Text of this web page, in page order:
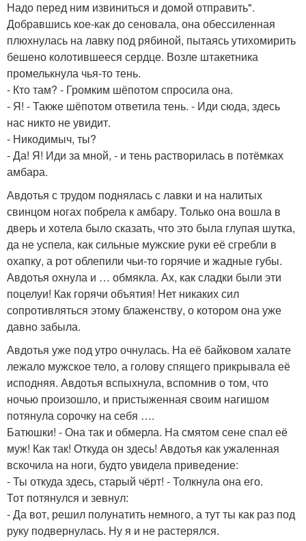
Надо перед ним извиниться и домой отправить".
Добравшись кое-как до сеновала, она обессиленная
плюхнулась на лавку под рябиной, пытаясь утихомирить
бешено колотившееся сердце. Возле штакетника
промелькнула чья-то тень.
- Кто там? - Громким шёпотом спросила она.
- Я! - Также шёпотом ответила тень. - Иди сюда, здесь
нас никто не увидит.
- Никодимыч, ты?
- Да! Я! Иди за мной, - и тень растворилась в потёмках
амбара.
Авдотья с трудом поднялась с лавки и на налитых
свинцом ногах побрела к амбару. Только она вошла в
дверь и хотела было сказать, что это была глупая шутка,
да не успела, как сильные мужские руки её сгребли в
охапку, а рот облепили чьи-то горячие и жадные губы.
Авдотья охнула и … обмякла. Ах, как сладки были эти
поцелуи! Как горячи объятия! Нет никаких сил
сопротивляться этому блаженству, о котором она уже
давно забыла.
Авдотья уже под утро очнулась. На её байковом халате
лежало мужское тело, а голову спящего прикрывала её
исподняя. Авдотья вспыхнула, вспомнив о том, что
ночью произошло, и пристыженная своим нагишом
потянула сорочку на себя ….
Батюшки! - Она так и обмерла. На смятом сене спал её
муж! Как так! Откуда он здесь! Авдотья как ужаленная
вскочила на ноги, будто увидела приведение:
- Ты откуда здесь, старый чёрт! - Толкнула она его.
Тот потянулся и зевнул:
- Да вот, решил полунатить немного, а тут ты как раз под
руку подвернулась. Ну я и не растерялся.